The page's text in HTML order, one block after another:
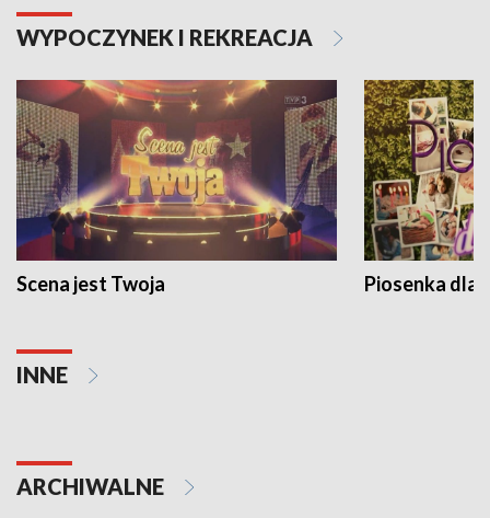
WYPOCZYNEK I REKREACJA
Scena jest Twoja Piosenka dla
INNE
ARCHIWALNE